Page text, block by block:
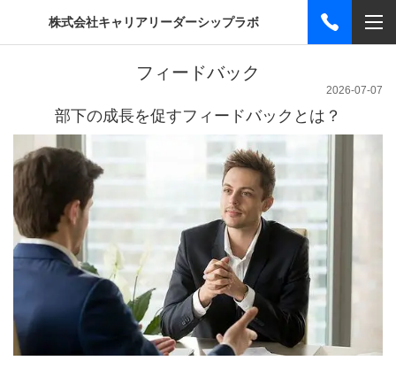
株式会社キャリアリーダーシップラボ
フィードバック
2026-07-07
部下の成長を促すフィードバックとは？